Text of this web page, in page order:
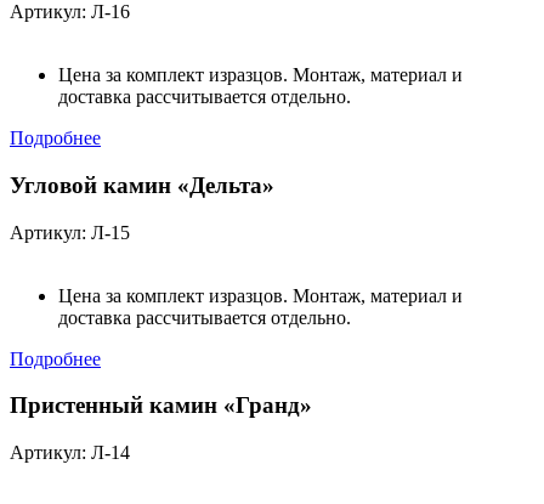
Артикул: Л-16
Цена за комплект изразцов. Монтаж, материал и
доставка рассчитывается отдельно.
Подробнее
Угловой камин «Дельта»
Артикул: Л-15
Цена за комплект изразцов. Монтаж, материал и
доставка рассчитывается отдельно.
Подробнее
Пристенный камин «Гранд»
Артикул: Л-14